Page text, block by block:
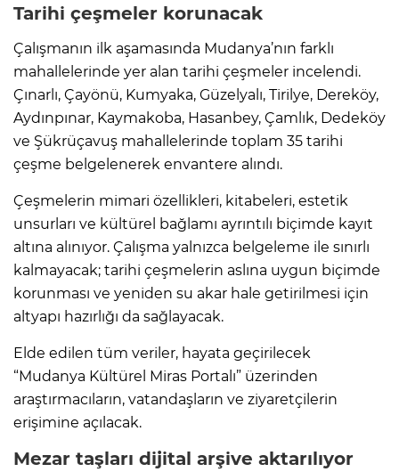
Tarihi çeşmeler korunacak
Çalışmanın ilk aşamasında Mudanya’nın farklı
mahallelerinde yer alan tarihi çeşmeler incelendi.
Çınarlı, Çayönü, Kumyaka, Güzelyalı, Tirilye, Dereköy,
Aydınpınar, Kaymakoba, Hasanbey, Çamlık, Dedeköy
ve Şükrüçavuş mahallelerinde toplam 35 tarihi
çeşme belgelenerek envantere alındı.
Çeşmelerin mimari özellikleri, kitabeleri, estetik
unsurları ve kültürel bağlamı ayrıntılı biçimde kayıt
altına alınıyor. Çalışma yalnızca belgeleme ile sınırlı
kalmayacak; tarihi çeşmelerin aslına uygun biçimde
korunması ve yeniden su akar hale getirilmesi için
altyapı hazırlığı da sağlayacak.
Elde edilen tüm veriler, hayata geçirilecek
“Mudanya Kültürel Miras Portalı” üzerinden
araştırmacıların, vatandaşların ve ziyaretçilerin
erişimine açılacak.
Mezar taşları dijital arşive aktarılıyor